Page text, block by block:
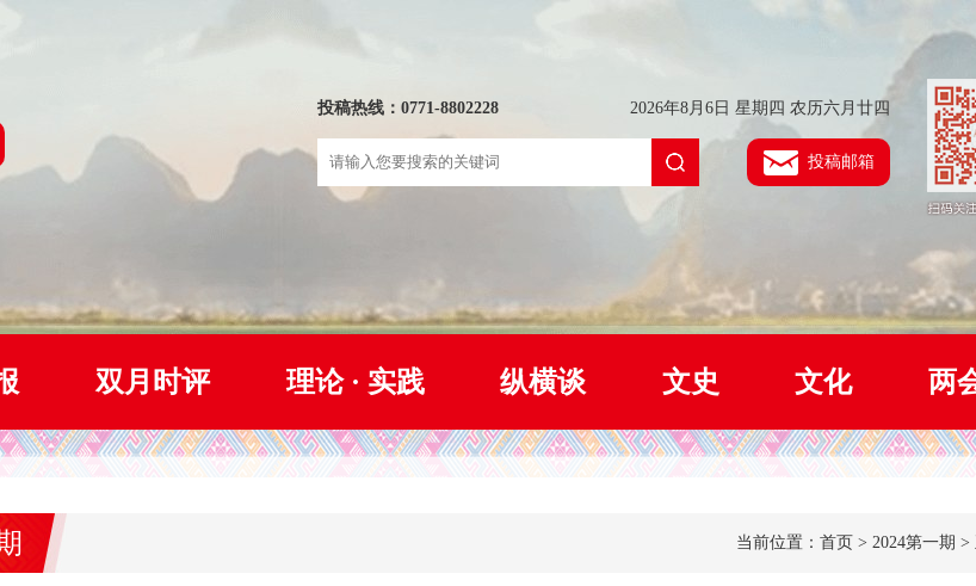
投稿热线：0771-8802228 2026年8月6日 星期四 农历六月廿四
投稿邮箱
双月时评 理论 · 实践 纵横谈 文史 文化 两
当前位置：首页 > 2024第一期 >